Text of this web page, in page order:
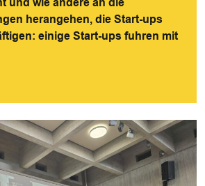
herangehen, die Start-ups
einige Start-ups fuhren mit